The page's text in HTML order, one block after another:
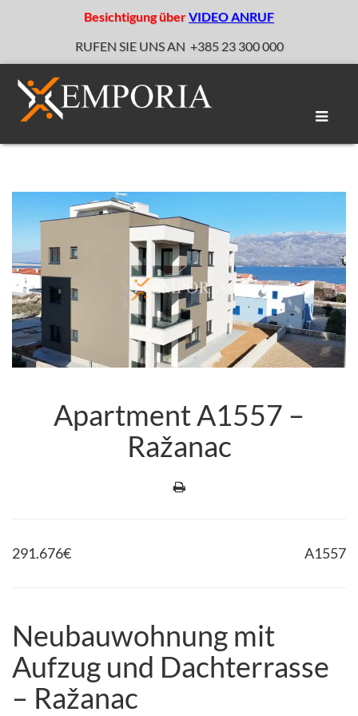
Besichtigung überVIDEO ANRUF
RUFEN SIE UNS AN +385 23 300 000
Apartment A1557 –
Ražanac
291.676€ A1557
Neubauwohnung mit
Aufzug und Dachterrasse
– Ražanac